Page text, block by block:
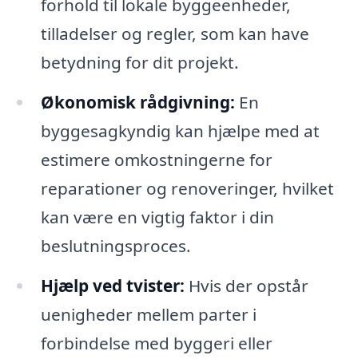
forhold til lokale byggeenheder,
tilladelser og regler, som kan have
betydning for dit projekt.
Økonomisk rådgivning: En
byggesagkyndig kan hjælpe med at
estimere omkostningerne for
reparationer og renoveringer, hvilket
kan være en vigtig faktor i din
beslutningsproces.
Hjælp ved tvister: Hvis der opstår
uenigheder mellem parter i
forbindelse med byggeri eller